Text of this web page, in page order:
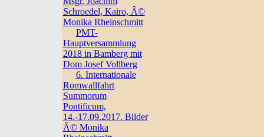
Schroedel, Kairo, Â©
Monika Rheinschmitt
PMT-
Hauptversammlung
2018 in Bamberg mit
Dom Josef Vollberg
6. Internationale
Romwallfahrt
Summorum
Pontificum,
14.-17.09.2017. Bilder
Â© Monika